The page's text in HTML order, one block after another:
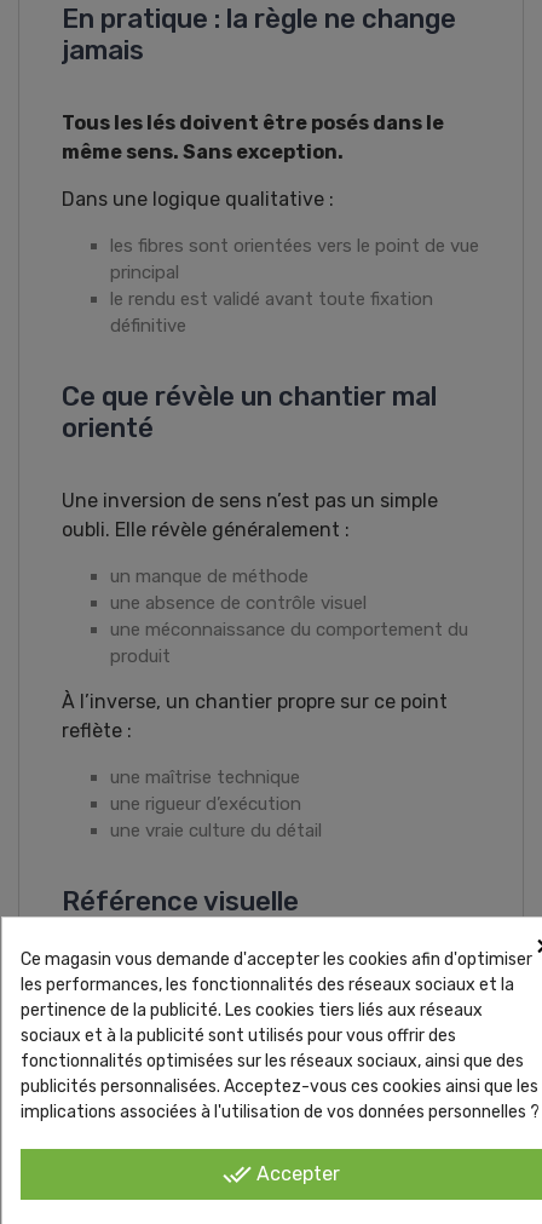
En pratique : la règle ne change
jamais
Tous les lés doivent être posés dans le
même sens. Sans exception.
Dans une logique qualitative :
les fibres sont orientées vers le point de vue
principal
le rendu est validé avant toute fixation
définitive
Ce que révèle un chantier mal
orienté
Une inversion de sens n’est pas un simple
oubli. Elle révèle généralement :
un manque de méthode
une absence de contrôle visuel
une méconnaissance du comportement du
produit
À l’inverse, un chantier propre sur ce point
reflète :
une maîtrise technique
une rigueur d’exécution
une vraie culture du détail
Référence visuelle
Ce magasin vous demande d'accepter les cookies afin d'optimiser
les performances, les fonctionnalités des réseaux sociaux et la
pertinence de la publicité. Les cookies tiers liés aux réseaux
sociaux et à la publicité sont utilisés pour vous offrir des
fonctionnalités optimisées sur les réseaux sociaux, ainsi que des
publicités personnalisées. Acceptez-vous ces cookies ainsi que les
implications associées à l'utilisation de vos données personnelles ?
done_all Accepter